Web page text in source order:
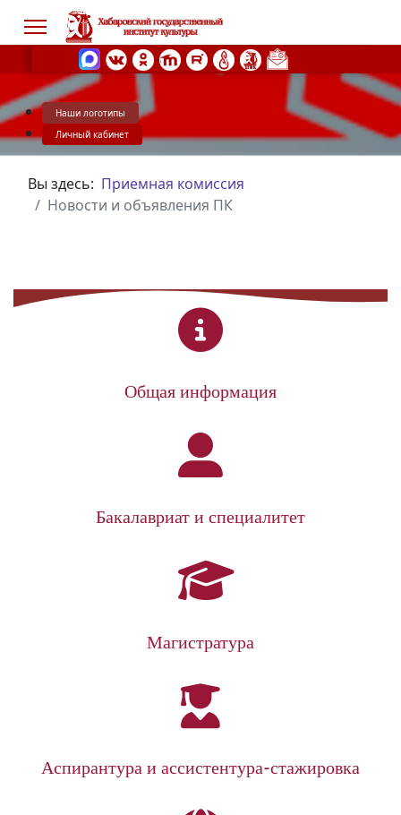
Наши логотипы
Личный кабинет
Вы здесь: Приемная комиссия
Новости и объявления ПК
Общая информация
Бакалавриат и специалитет
Магистратура
Аспирантура и ассистентура-стажировка